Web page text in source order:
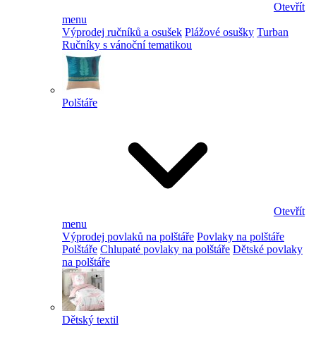
Otevřít
menu
Výprodej ručníků a osušek Plážové osušky Turban
Ručníky s vánoční tematikou
Polštáře
Otevřít
menu
Výprodej povlaků na polštáře Povlaky na polštáře
Polštáře Chlupaté povlaky na polštáře Dětské povlaky
na polštáře
Dětský textil